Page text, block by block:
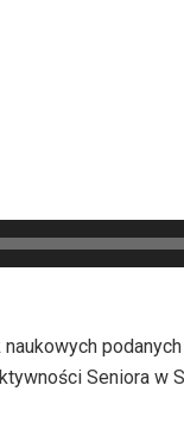
Seniora w